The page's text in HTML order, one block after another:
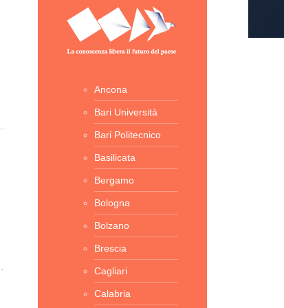
Ancona
Bari Università
Bari Politecnico
Basilicata
Bergamo
Bologna
Bolzano
Brescia
Cagliari
Calabria